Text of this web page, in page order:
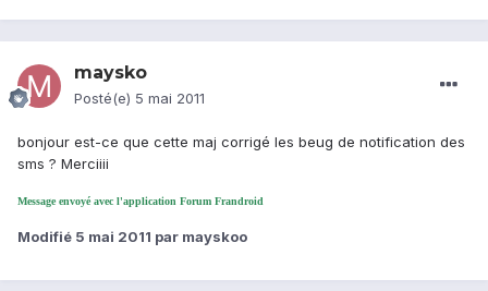
maysko
Posté(e) 5 mai 2011
bonjour est-ce que cette maj corrigé les beug de notification des
sms ? Merciiii
Message envoyé avec l'application Forum Frandroid
Modifié 5 mai 2011 par mayskoo